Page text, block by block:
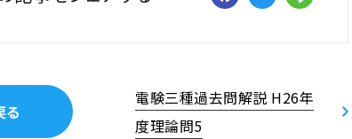
る
電験三種過去問解説 H26年
度理論問5